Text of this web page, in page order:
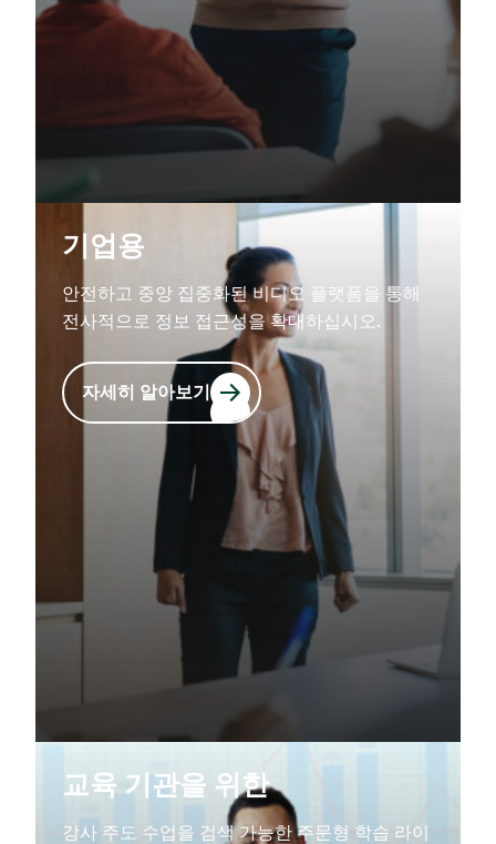
기업용
안전하고 중앙 집중화된 비디오 플랫폼을 통해
전사적으로 정보 접근성을 확대하십시오.
자세히 알아보기
교육 기관을 위한
강사 주도 수업을 검색 가능한 주문형 학습 라이